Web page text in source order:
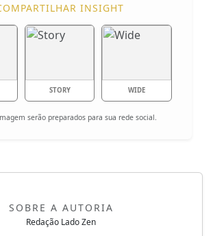
INSIGHT
STORY WIDE
serão preparados para sua rede social.
SOBRE A AUTORIA
Redação Lado Zen